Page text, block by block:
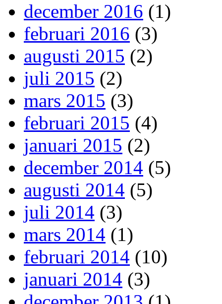
december 2016 (1)
februari 2016 (3)
augusti 2015 (2)
juli 2015 (2)
mars 2015 (3)
februari 2015 (4)
januari 2015 (2)
december 2014 (5)
augusti 2014 (5)
juli 2014 (3)
mars 2014 (1)
februari 2014 (10)
januari 2014 (3)